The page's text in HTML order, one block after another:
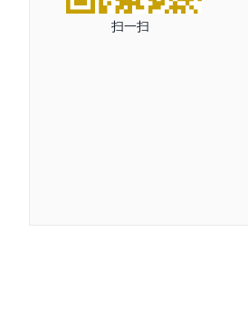
扫一扫